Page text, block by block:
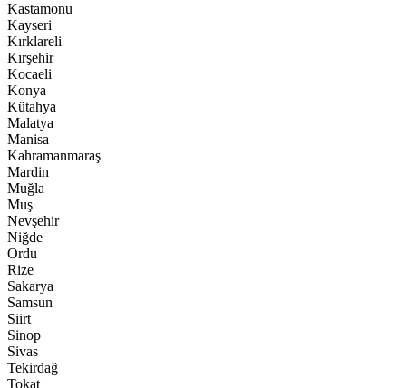
Kastamonu
Kayseri
Kırklareli
Kırşehir
Kocaeli
Konya
Kütahya
Malatya
Manisa
Kahramanmaraş
Mardin
Muğla
Muş
Nevşehir
Niğde
Ordu
Rize
Sakarya
Samsun
Siirt
Sinop
Sivas
Tekirdağ
Tokat